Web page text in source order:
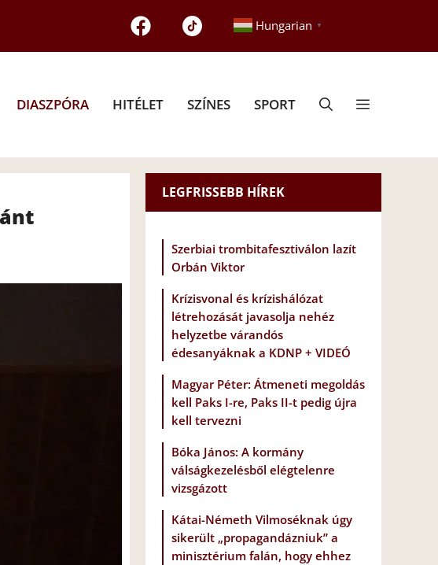
Hungarian ▼
DIASZPÓRA HITÉLET SZÍNES SPORT
LEGFRISSEBB HÍREK
Szerbiai trombitafesztiválon lazít
Orbán Viktor
Krízisvonal és krízishálózat
létrehozását javasolja nehéz
helyzetbe várandós
édesanyáknak a KDNP + VIDEÓ
Magyar Péter: Átmeneti megoldás
kell Paks I-re, Paks II-t pedig újra
kell tervezni
Bóka János: A kormány
válságkezelésből elégtelenre
vizsgázott
Kátai-Németh Vilmoséknak úgy
sikerült „propagandázniuk” a
minisztérium falán, hogy ehhez